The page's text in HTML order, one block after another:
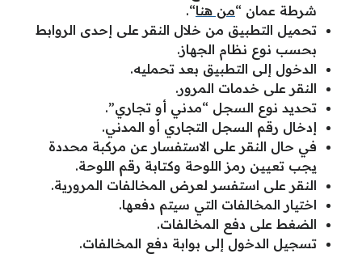
شرطة عمان “من هنا“.
تحميل التطبيق من خلال النقر على إحدى الروابط
بحسب نوع نظام الجهاز.
الدخول إلى التطبيق بعد تحمليه.
النقر على خدمات المرور.
تحديد نوع السجل “مدني أو تجاري”.
إدخال رقم السجل التجاري أو المدني.
في حال النقر على الاستفسار عن مركبة محددة
يجب تعيين رمز اللوحة وكتابة رقم اللوحة.
النقر على استفسر لعرض المخالفات المرورية.
اختيار المخالفات التي سيتم دفعها.
الضغط على دفع المخالفات.
تسجيل الدخول إلى بوابة دفع المخالفات.